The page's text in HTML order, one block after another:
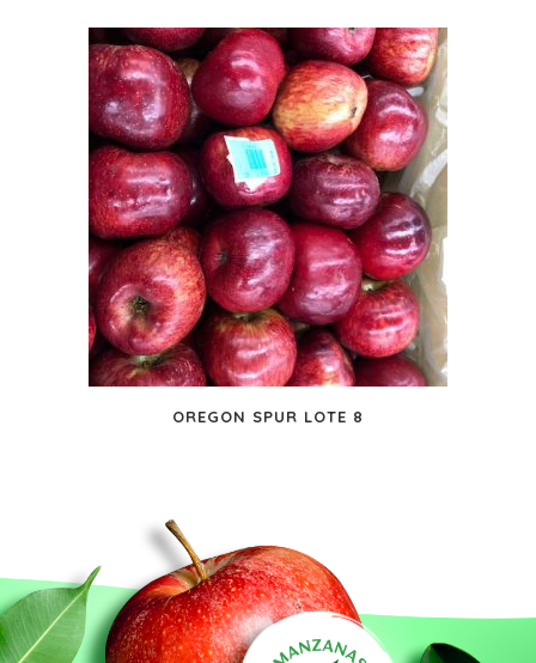
OREGON SPUR LOTE 8